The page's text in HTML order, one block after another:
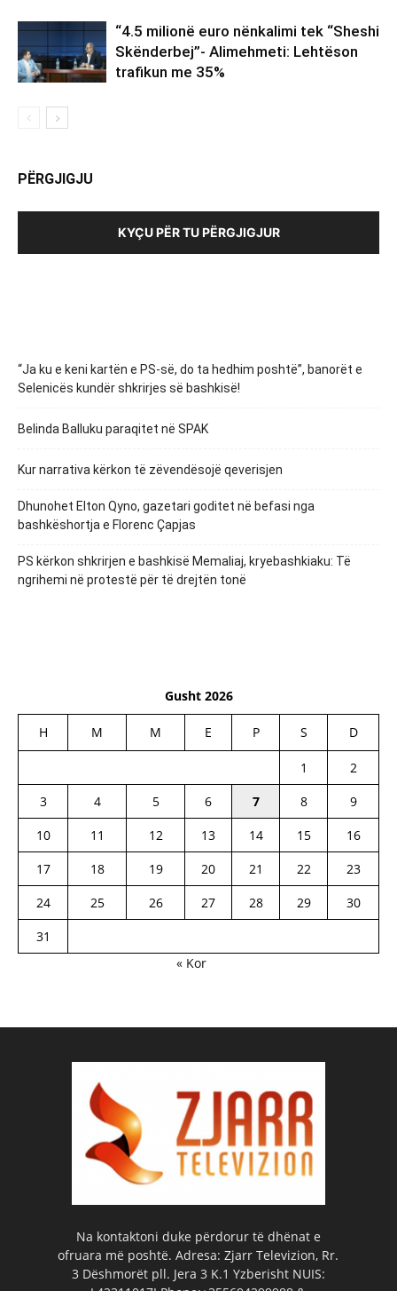
“4.5 milionë euro nënkalimi tek “Sheshi
Skënderbej”- Alimehmeti: Lehtëson
trafikun me 35%
PËRGJIGJU
KYÇU PËR TU PËRGJIGJUR
“Ja ku e keni kartën e PS-së, do ta hedhim poshtë”, banorët e
Selenicës kundër shkrirjes së bashkisë!
Belinda Balluku paraqitet në SPAK
Kur narrativa kërkon të zëvendësojë qeverisjen
Dhunohet Elton Qyno, gazetari goditet në befasi nga
bashkëshortja e Florenc Çapjas
PS kërkon shkrirjen e bashkisë Memaliaj, kryebashkiaku: Të
ngrihemi në protestë për të drejtën tonë
Gusht 2026
H M M E P S D
1
2
3
4 5 6 7 8
9
10
11 12 13 14 15
16
17
18 19 20 21 22
23
24
25 26 27 28 29
30
31
« Kor
Na kontaktoni duke përdorur të dhënat e
ofruara më poshtë. Adresa: Zjarr Televizion, Rr.
3 Dëshmorët pll. Jera 3 K.1 Yzberisht NUIS: